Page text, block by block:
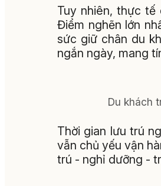
Tuy nhiên, thực
Điểm nghẽn lớn
sức giữ chân du
ngắn ngày, mang
Du khách
Thời gian lưu trú
vẫn chủ yếu vận
trú - nghỉ dưỡng -